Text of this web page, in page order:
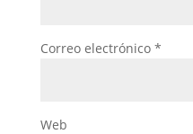
Correo electrónico *
Web